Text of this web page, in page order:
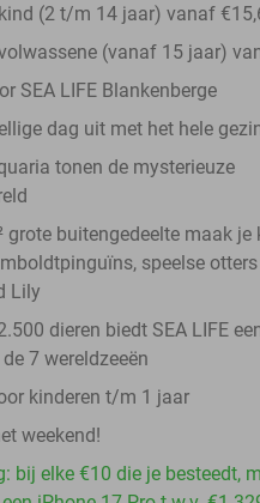
(2 t/m 14 jaar) vanaf
(vanaf 15 jaar)
SEA LIFE Blankenberge
dag uit met het hele
tonen de mysterieuze
grote buitengedeelte maak je
speelse
Lily
dieren biedt SEA LIFE
7 wereldzeeën
kinderen t/m 1 jaar
weekend!
bij elke €10 die je besteedt,